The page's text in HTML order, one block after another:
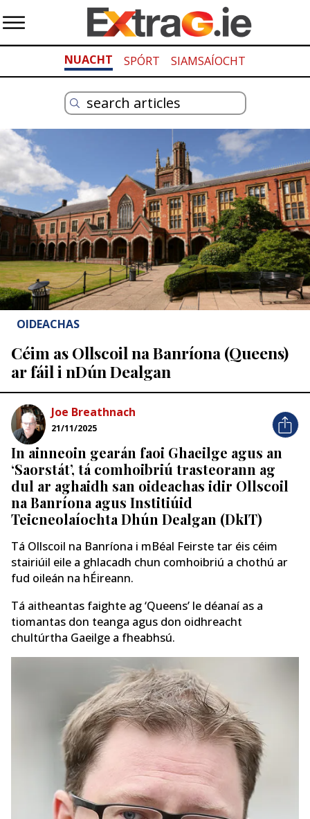
NUACHT SPÓRT SIAMSAÍOCHT
OIDEACHAS
Céim as Ollscoil na Banríona (Queens)
ar fáil i nDún Dealgan
Joe Breathnach
21/11/2025
In ainneoin gearán faoi Ghaeilge agus an
‘Saorstát’, tá comhoibriú trasteorann ag
dul ar aghaidh san oideachas idir Ollscoil
na Banríona agus Institiúid
Teicneolaíochta Dhún Dealgan (DkIT)
Tá Ollscoil na Banríona i mBéal Feirste tar éis céim
stairiúil eile a ghlacadh chun comhoibriú a chothú ar
fud oileán na hÉireann.
Tá aitheantas faighte ag ‘Queens’ le déanaí as a
tiomantas don teanga agus don oidhreacht
chultúrtha Gaeilge a fheabhsú.